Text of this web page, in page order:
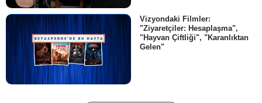
Vizyondaki Filmler:
"Ziyaretçiler: Hesaplaşma",
"Hayvan Çiftliği", "Karanlıktan
Gelen"